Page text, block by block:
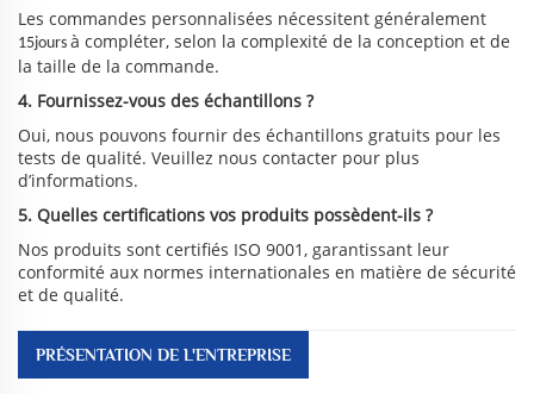
Les commandes personnalisées nécessitent généralement
15jours à compléter, selon la complexité de la conception et de
la taille de la commande.
4. Fournissez-vous des échantillons ?
Oui, nous pouvons fournir des échantillons gratuits pour les
tests de qualité. Veuillez nous contacter pour plus
d’informations.
5. Quelles certifications vos produits possèdent-ils ?
Nos produits sont certifiés ISO 9001, garantissant leur
conformité aux normes internationales en matière de sécurité
et de qualité.
PRÉSENTATION DE L'ENTREPRISE